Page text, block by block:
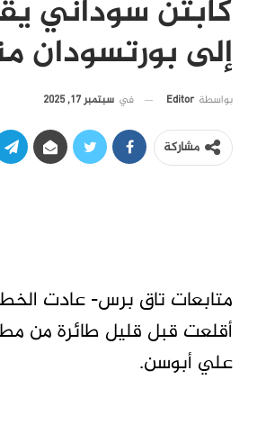
كابتن سوداني
إلى بورتسودان
بواسطة Editor في سبتمبر 17, 2025
مشاركة
متابعات تاق برس- عادت
أقلعت قبل قليل طائرة من
علي أبوسن.